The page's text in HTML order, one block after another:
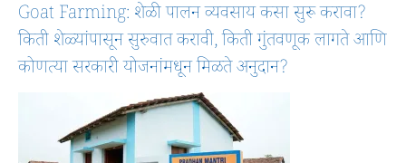
Goat Farming: शेळी पालन व्यवसाय कसा सुरू करावा?
किती शेळ्यांपासून सुरुवात करावी, किती गुंतवणूक लागते आणि
कोणत्या सरकारी योजनांमधून मिळते अनुदान?